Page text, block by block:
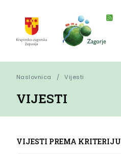
Naslovnica Vijesti
VIJESTI
VIJESTI PREMA KRITERIJU